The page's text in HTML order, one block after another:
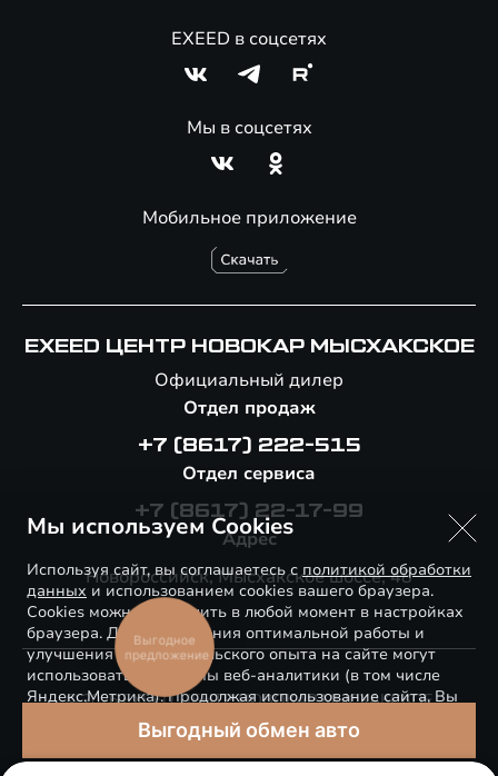
Мобильное приложение
EXEED в соцсетях
Мы в соцсетях
EXEED ЦЕНТР НОВОКАР МЫСХАКСКОЕ
Официальный дилер
Отдел продаж
+7 (8617) 222-515
Отдел сервиса
+7 (8617) 22-17-99
Адрес
Новороссийск, Мысхакское шоссе, 48
© 2026 EXEED ЦЕНТР НОВОКАР МЫСХАКСКОЕ
Правовая информация
Мы используем Cookies
Используя сайт, вы соглашаетесь сполитикой обработки
данных и использованием cookies вашего браузера.
Cookies можно отключить в любой момент в настройках
браузера. Для обеспечения оптимальной работы и
улучшения пользовательского опыта на сайте могут
использоваться системы веб-аналитики (в том числе
Яндекс.Метрика). Продолжая использование сайта, Вы
соглашаетесь с применением указанных технологий и
размещением cookie-файлов.